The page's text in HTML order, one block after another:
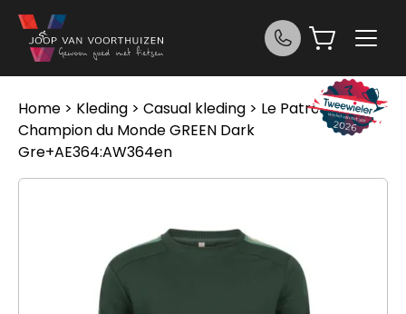
Ga naar de inhoud
Home > Kleding > Casual kleding > Le Patron
Champion du Monde GREEN Dark
Gre+AE364:AW364en